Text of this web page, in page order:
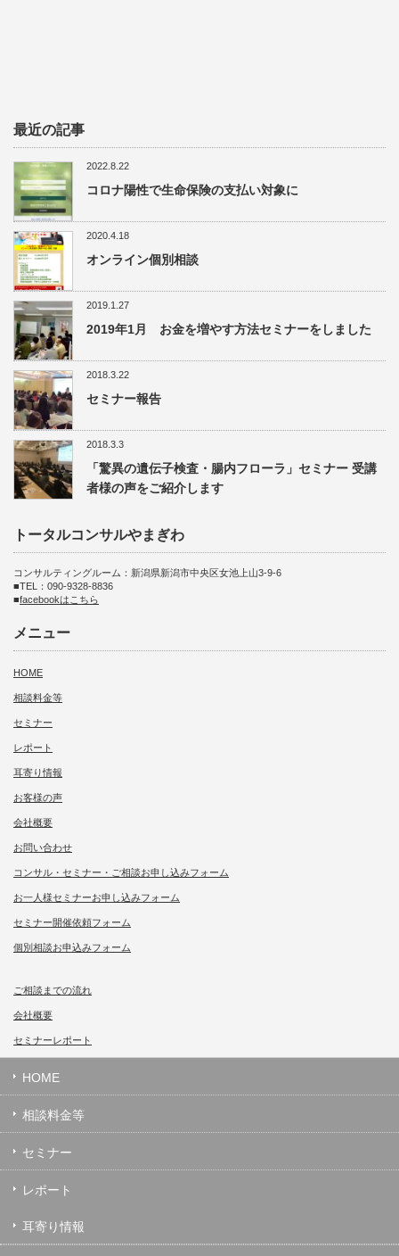
最近の記事
2022.8.22
コロナ陽性で生命保険の支払い対象に
2020.4.18
オンライン個別相談
2019.1.27
2019年1月 お金を増やす方法セミナーをしました
2018.3.22
セミナー報告
2018.3.3
「驚異の遺伝子検査・腸内フローラ」セミナー 受講
者様の声をご紹介します
トータルコンサルやまぎわ
コンサルティングルーム：新潟県新潟市中央区女池上山3-9-6
■TEL：090-9328-8836
■facebookはこちら
メニュー
HOME
相談料金等
セミナー
レポート
耳寄り情報
お客様の声
会社概要
お問い合わせ
コンサル・セミナー・ご相談お申し込みフォーム
お一人様セミナーお申し込みフォーム
セミナー開催依頼フォーム
個別相談お申込みフォーム
ご相談までの流れ
会社概要
セミナーレポート
HOME
相談料金等
セミナー
レポート
耳寄り情報